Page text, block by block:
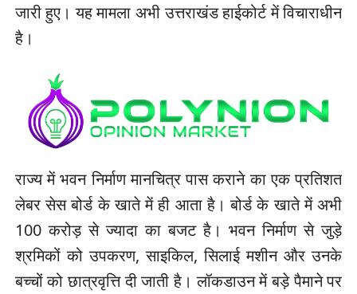
जारी हुए। यह मामला अभी उत्तराखंड हाईकोर्ट में विचाराधीन
है।
राज्य में भवन निर्माण मानचित्र पास कराने का एक प्रतिशत
लेबर सेस बोर्ड के खाते में ही आता है। बोर्ड के खाते में अभी
100 करोड़ से ज्यादा का बजट है। भवन निर्माण से जुड़े
श्रमिकों को उपकरण, साइकिल, सिलाई मशीन और उनके
बच्चों को छात्रवृत्ति दी जाती है। लॉकडाउन में बड़े पैमाने पर